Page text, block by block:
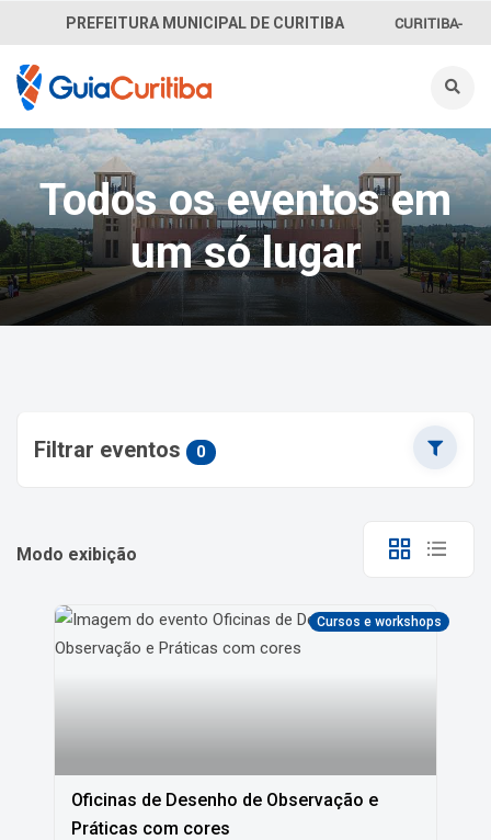
PREFEITURA MUNICIPAL DE CURITIBA CURITIBA-
INFORMAÇÃO
SECRETARIAS
Todos os eventos em
um só lugar
Filtrar eventos 0
Modo exibição
Cursos e workshops
Oficinas de Desenho de Observação e
Práticas com cores